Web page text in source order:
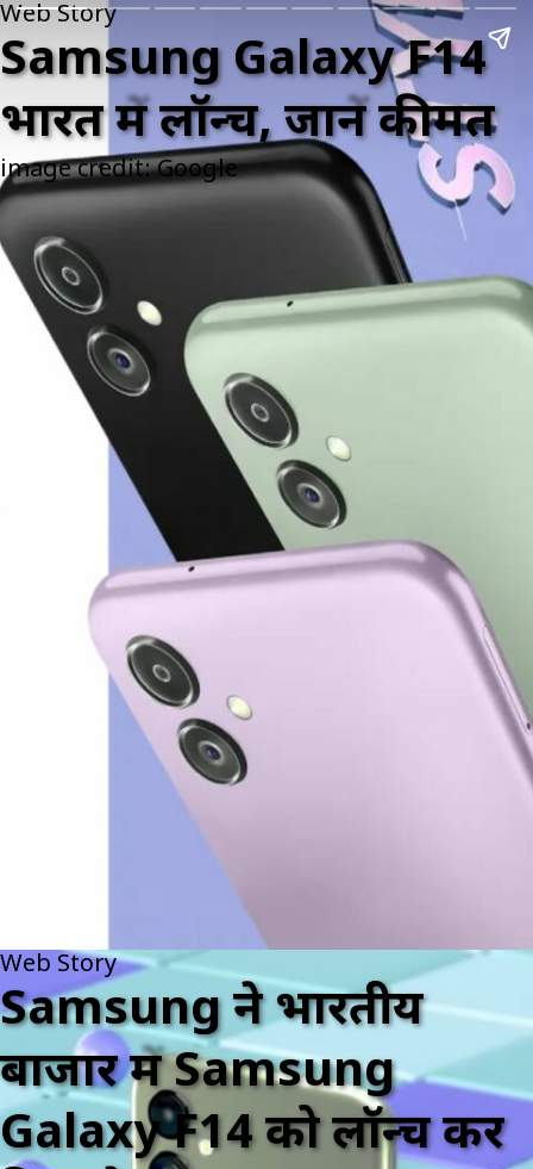
Web Story
Samsung Galaxy F14
भारत में लॉन्च, जानें कीमत
image credit: Google
Web Story
Samsung ने भारतीय
बाजार में Samsung
Galaxy F14 को लॉन्च कर